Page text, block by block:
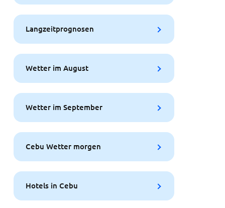
Langzeitprognosen
Wetter im August
Wetter im September
Cebu Wetter morgen
Hotels in Cebu